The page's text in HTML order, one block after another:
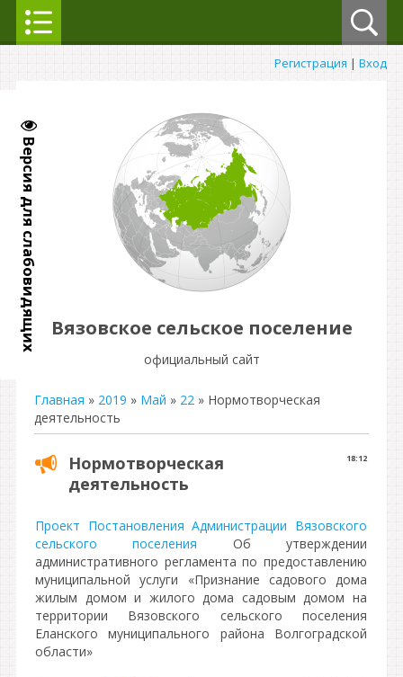
Версия для слабовидящих
Регистрация | Вход
Вязовское сельское поселение
официальный сайт
Главная » 2019 » Май » 22 » Нормотворческая
деятельность
18:12
Нормотворческая
деятельность
Проект Постановления Администрации Вязовского
сельского поселения Об утверждении
административного регламента по предоставлению
муниципальной услуги «Признание садового дома
жилым домом и жилого дома садовым домом на
территории Вязовского сельского поселения
Еланского муниципального района Волгоградской
области»